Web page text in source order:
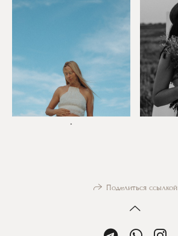
*
Поделиться ссылкой